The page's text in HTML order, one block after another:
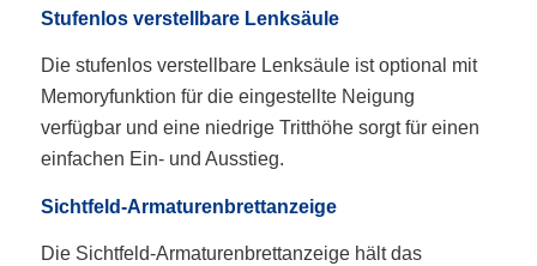
Stufenlos verstellbare Lenksäule
Die stufenlos verstellbare Lenksäule ist optional mit
Memoryfunktion für die eingestellte Neigung
verfügbar und eine niedrige Tritthöhe sorgt für einen
einfachen Ein- und Ausstieg.
Sichtfeld-Armaturenbrettanzeige
Die Sichtfeld-Armaturenbrettanzeige hält das